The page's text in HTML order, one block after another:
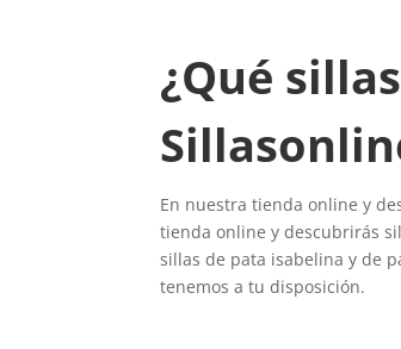
¿Qué
En nuestra tienda online y
tienda online y descubrirás
sillas de pata isabelina y de
tenemos a tu disposición.